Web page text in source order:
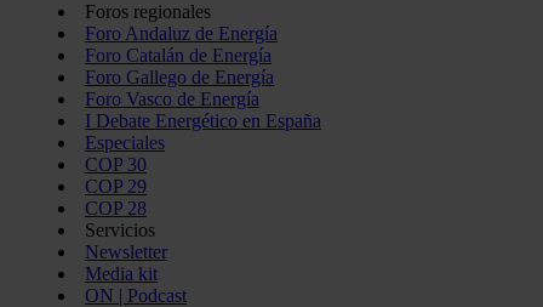
Foros regionales
Foro Andaluz de Energía
Foro Catalán de Energía
Foro Gallego de Energía
Foro Vasco de Energía
I Debate Energético en España
Especiales
COP 30
COP 29
COP 28
Servicios
Newsletter
Media kit
ON | Podcast